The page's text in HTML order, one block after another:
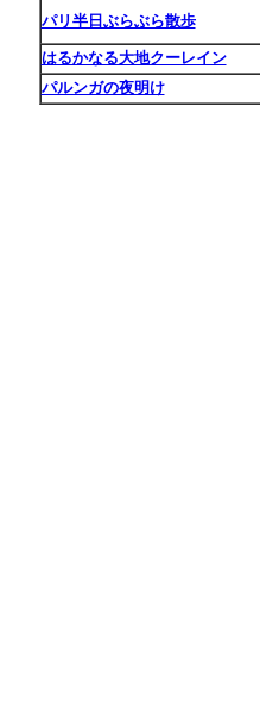
パリ半日ぶらぶら散歩
はるかなる大地クーレイン
パルンガの夜明け